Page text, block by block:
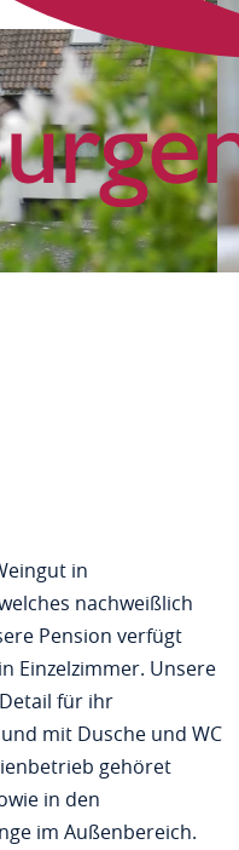
in
nachweißlich
Pension verfügt
Einzelzimmer. Unsere
für ihr
mit Dusche und WC
gehöret
in den
im Außenbereich.